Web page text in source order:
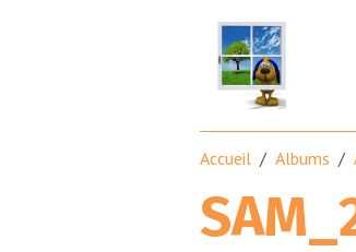
Accueil Albums